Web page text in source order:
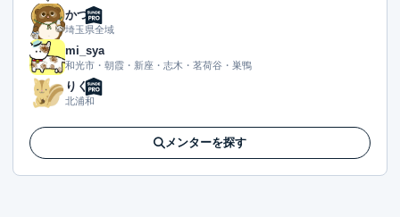
かつ
埼玉県全域
mi_sya
和光市・朝霞・新座・志木・茗荷谷・巣鴨
りく
北浦和
メンターを探す